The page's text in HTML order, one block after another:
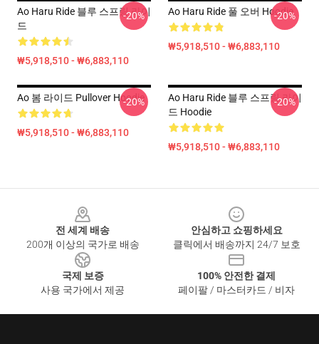
Ao Haru Ride 블루 스프링 라이
드
₩5,918,510 - ₩6,883,110
-20% Ao Haru Ride 풀 오버 Hoodie
₩5,918,510 - ₩6,883,110
-20%
Ao 봄 라이드 Pullover Hoodie
₩5,918,510 - ₩6,883,110
-20%
Ao Haru Ride 블루 스프링 라이
드 Hoodie
₩5,918,510 - ₩6,883,110
-20%
전 세계 배송
200개 이상의 국가로 배송
안심하고 쇼핑하세요
클릭에서 배송까지 24/7 보호
국제 보증
사용 국가에서 제공
100% 안전한 결제
페이팔 / 마스터카드 / 비자